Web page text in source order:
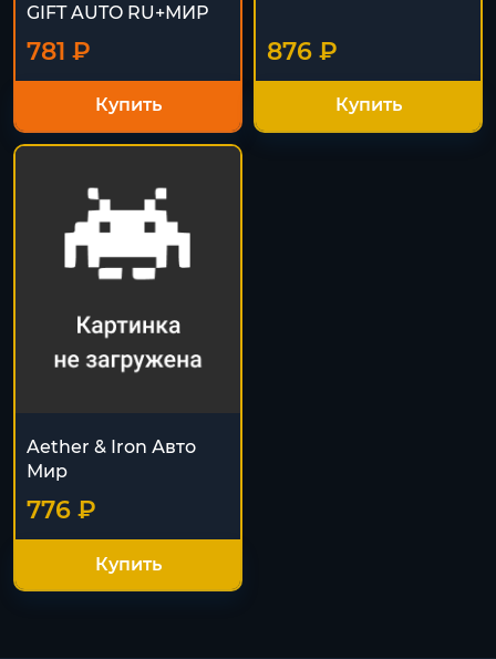
GIFT AUTO RU+МИР
781 ₽
Купить
876 ₽
Купить
Aether & Iron Авто
Мир
776 ₽
Купить